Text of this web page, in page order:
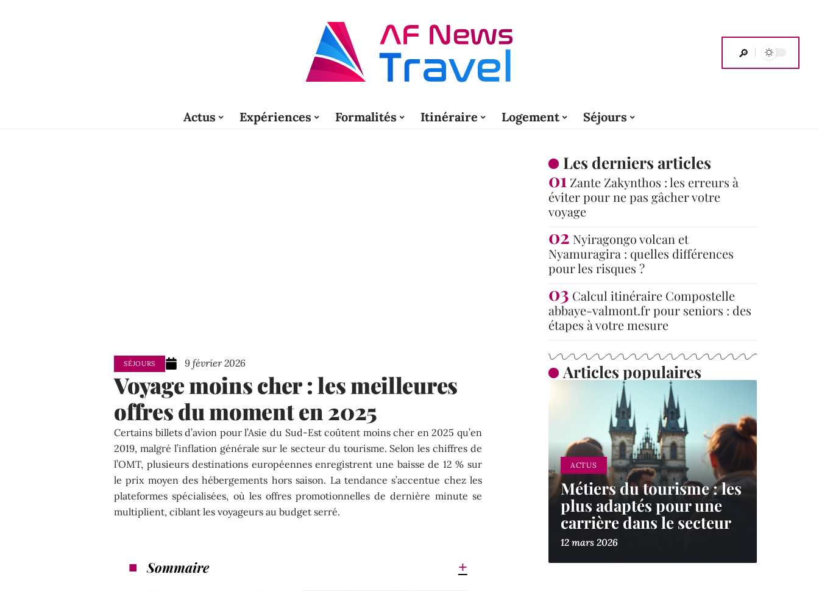
Actus Expériences Formalités Itinéraire Logement Séjours
SÉJOURS 9 février 2026
Voyage moins cher : les meilleures
offres du moment en 2025
Certains billets d’avion pour l’Asie du Sud-Est coûtent moins cher en 2025 qu’en
2019, malgré l’inflation générale sur le secteur du tourisme. Selon les chiffres de
l’OMT, plusieurs destinations européennes enregistrent une baisse de 12 % sur
le prix moyen des hébergements hors saison. La tendance s’accentue chez les
plateformes spécialisées, où les offres promotionnelles de dernière minute se
multiplient, ciblant les voyageurs au budget serré.
Sommaire
Les derniers articles
Zante Zakynthos : les erreurs à
éviter pour ne pas gâcher votre
voyage
Nyiragongo volcan et
Nyamuragira : quelles différences
pour les risques ?
Calcul itinéraire Compostelle
abbaye-valmont.fr pour seniors : des
étapes à votre mesure
Articles populaires
ACTUS
Métiers du tourisme : les
plus adaptés pour une
carrière dans le secteur
12 mars 2026